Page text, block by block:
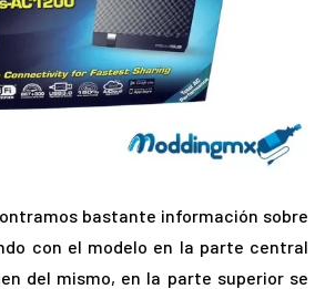
bastante información sobre
con el modelo en la parte central
del mismo, en la parte superior se